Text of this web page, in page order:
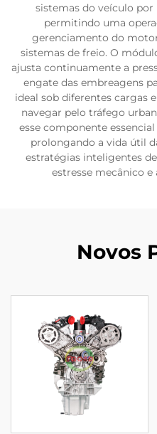
sistemas do veículo
permitindo uma
gerenciamento do
sistemas de freio. O
ajusta continuamente a
engate das embreagens
ideal sob diferentes cargas
navegar pelo tráfego
esse componente
prolongando a vida útil
estratégias inteligentes
estresse mecânico
Novos